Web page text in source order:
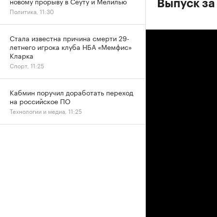
Выпуск
Политика, 11:30
Стала известна причина смерти 29-
летнего игрока клуба НБА «Мемфис»
Кларка
Спорт, 11:25
Кабмин поручил доработать переход
на российское ПО
Технологии и медиа, 11:25